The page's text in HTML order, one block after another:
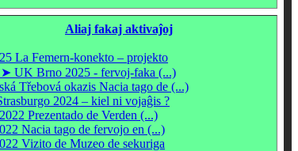
Aliaj fakaj aktivaĵoj
La Femern-konekto – projekto
UK Brno 2025 - fervoj-faka (...)
Třebová okazis Nacia tago de (...)
2024 – kiel ni vojaĝis ?
Prezentado de Verden (...)
Nacia tago de fervojo en (...)
Vizito de Muzeo de sekuriga